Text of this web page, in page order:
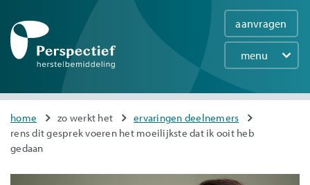
en
naar
de
inhoud
navigation
menu
aanvragen
You
are
here
home zo werkt het
ervaringen deelnemers
rens dit gesprek voeren het moeilijkste dat ik ooit heb
gedaan